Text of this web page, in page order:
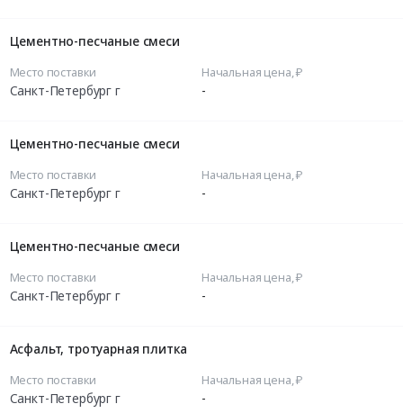
Цементно-песчаные смеси
Место поставки
Санкт-Петербург г
Начальная цена, ₽
-
Цементно-песчаные смеси
Место поставки
Санкт-Петербург г
Начальная цена, ₽
-
Цементно-песчаные смеси
Место поставки
Санкт-Петербург г
Начальная цена, ₽
-
Асфальт, тротуарная плитка
Место поставки
Санкт-Петербург г
Начальная цена, ₽
-